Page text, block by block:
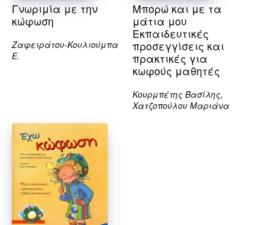
Γνωριμία με την
κώφωση
Ζαφειράτου-Κουλιούμπα
Ε.
Μπορώ και με τα
μάτια μου
Eκπαιδευτικές
προσεγγίσεις και
πρακτικές για
κωφούς μαθητές
Κουρμπέτης Βασίλης,
Χατζοπούλου Μαριάνα